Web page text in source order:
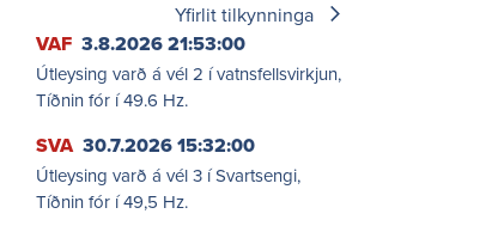
Yfirlit tilkynninga
VAF 3.8.2026 21:53:00
Útleysing varð á vél 2 í vatnsfellsvirkjun,
Tíðnin fór í 49.6 Hz.
SVA 30.7.2026 15:32:00
Útleysing varð á vél 3 í Svartsengi,
Tíðnin fór í 49,5 Hz.